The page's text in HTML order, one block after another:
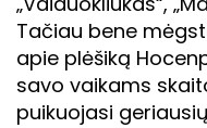
Tačiau bene
apie plėšiką
savo vaikams
puikuojasi